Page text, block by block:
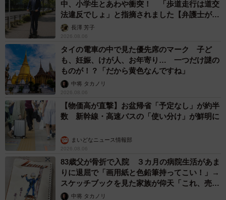
中、小学生とあわや衝突！ 「歩道走行は道交
法違反でしょ」と指摘されました【弁護士が解
説】長澤 芳子
2026.08.06
タイの電車の中で見た優先席のマーク 子ど
も、妊娠、けが人、お年寄り… 一つだけ謎の
ものが！？「だから黄色なんですね」
中将 タカノリ
2026.08.06
【物価高が直撃】お盆帰省「予定なし」が約半
数 新幹線・高速バスの「使い分け」が鮮明に
まいどなニュース情報部
2026.08.06
83歳父が骨折で入院 ３カ月の病院生活があま
りに退屈で「画用紙と色鉛筆持ってこい！」→
スケッチブックを見た家族が仰天「これ、売れ
ますよ…」
中将 タカノリ